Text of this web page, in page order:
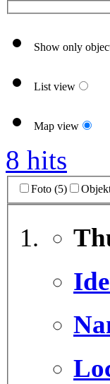
Show only
List view
Map view
8 hits
Foto (5)